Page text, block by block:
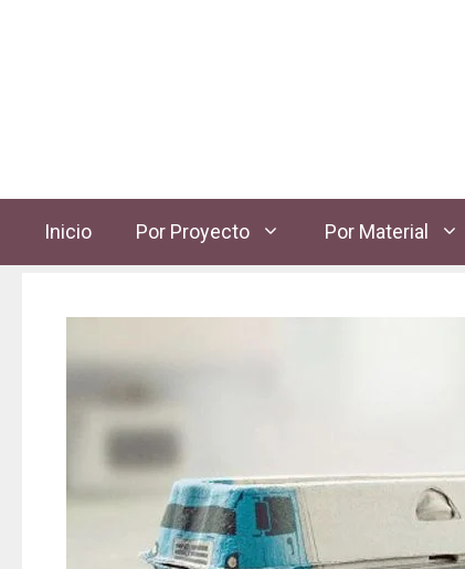
Inicio Por Proyecto Por Material